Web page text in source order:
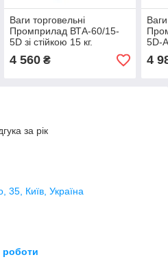
Ваги торговельні
Промприлад ВТА-60/15-
5D зі стійкою 15 кг.
4 560₴
5D-
4
за рік
35, Київ, Україна
роботи